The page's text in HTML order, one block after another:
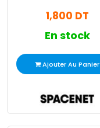
1,800 DT
En stock
Ajouter Au Panier